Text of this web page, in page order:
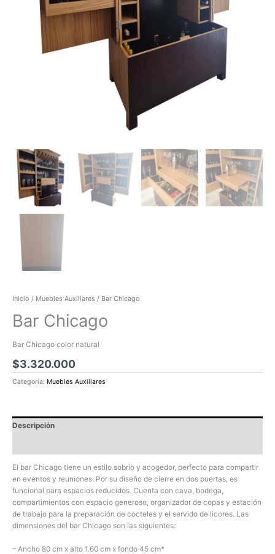
Inicio / Muebles Auxiliares / Bar Chicago
Bar Chicago
Bar Chicago color natural
$3.320.000
Categoría: Muebles Auxiliares
Descripción
El bar Chicago tiene un estilo sobrio y acogedor, perfecto para compartir
en eventos y reuniones. Por su diseño de cierre en dos puertas, es
funcional para espacios reducidos. Cuenta con cava, bodega,
compartimientos con espacio generoso, organizador de copas y estación
de trabajo para la preparación de cocteles y el servido de licores. Las
dimensiones del bar Chicago son las siguientes:
– Ancho 80 cm x alto 1.60 cm x fondo 45 cm*